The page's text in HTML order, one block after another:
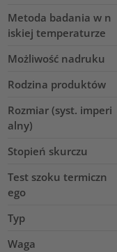
Metoda badania w n
iskiej temperaturze
Możliwość nadruku
Rodzina produktów
Rozmiar (syst. imperi
alny)
Stopień skurczu
Test szoku termiczn
ego
Typ
Waga